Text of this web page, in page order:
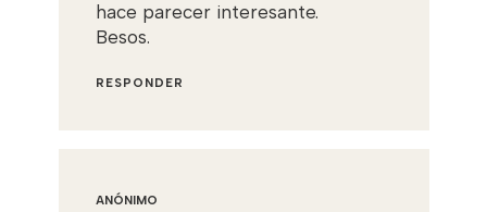
hace parecer interesante.
Besos.
RESPONDER
ANÓNIMO